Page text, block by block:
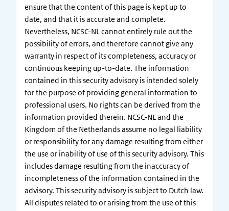
ensure that the content of this page is kept up to
date, and that it is accurate and complete.
Nevertheless, NCSC-NL cannot entirely rule out the
possibility of errors, and therefore cannot give any
warranty in respect of its completeness, accuracy or
continuous keeping up-to-date. The information
contained in this security advisory is intended solely
for the purpose of providing general information to
professional users. No rights can be derived from the
information provided therein. NCSC-NL and the
Kingdom of the Netherlands assume no legal liability
or responsibility for any damage resulting from either
the use or inability of use of this security advisory. This
includes damage resulting from the inaccuracy of
incompleteness of the information contained in the
advisory. This security advisory is subject to Dutch law.
All disputes related to or arising from the use of this